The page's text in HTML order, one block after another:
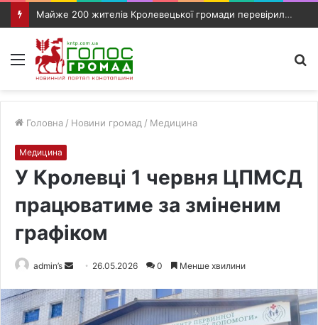
Майже 200 жителів Кролевецької громади перевірили слух під час виїзного прийому фахівців
Меню
Головна / Новини громад / Медицина
Медицина
У Кролевці 1 червня ЦПМСД
працюватиме за зміненим
графіком
admin’s
n
d
26.05.2026 0 Менше хвилини